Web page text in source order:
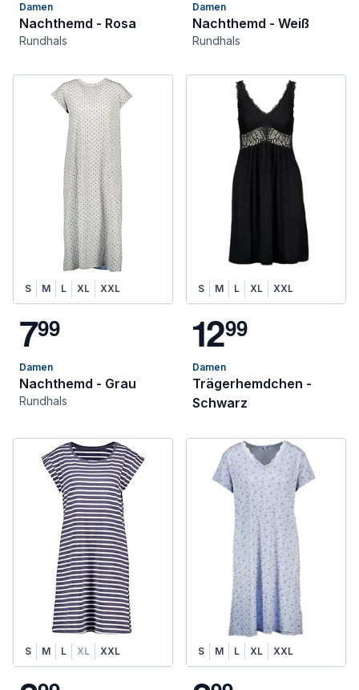
Damen
Nachthemd - Rosa
Rundhals
Damen
Nachthemd - Weiß
Rundhals
S M L XL XXL
799
Damen
Nachthemd - Grau
Rundhals
S M L XL XXL
1299
Damen
Trägerhemdchen -
Schwarz
S M L XL XXL S M L XL XXL